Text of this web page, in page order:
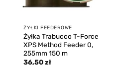
ŻYŁKI FEEDEROWE
Żyłka Trabucco T-Force
XPS Method Feeder 0,
255mm 150 m
36,50zł